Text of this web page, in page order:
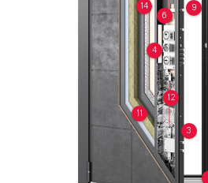
3
4
6
9
11
12
14